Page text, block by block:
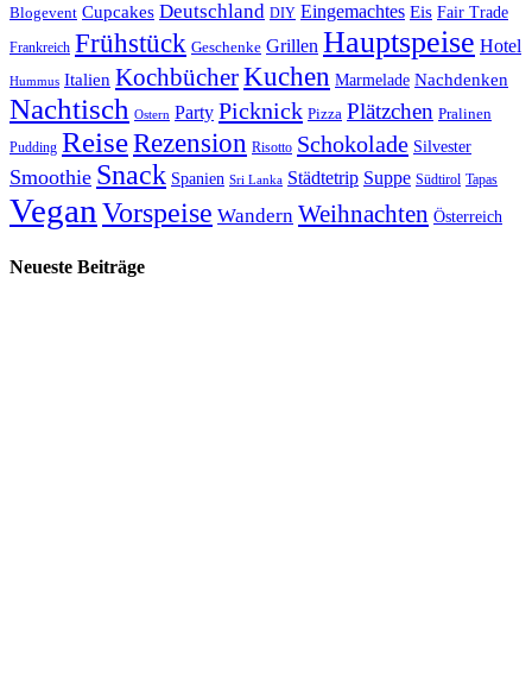
Blogevent Cupcakes Deutschland DIY Eingemachtes Eis Fair Trade
Frankreich Frühstück Geschenke Grillen Hauptspeise Hotel
Hummus Italien KochbücherKuchen Marmelade Nachdenken
Nachtisch Ostern Party Picknick Pizza Plätzchen Pralinen
Pudding ReiseRezension Risotto Schokolade Silvester
Smoothie Snack Spanien Sri Lanka Städtetrip Suppe Südtirol Tapas
Vegan Vorspeise Wandern Weihnachten Österreich
Neueste Beiträge